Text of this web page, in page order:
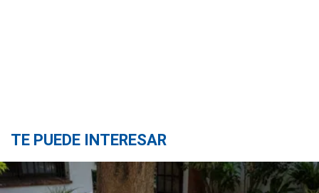
TE PUEDE INTERESAR